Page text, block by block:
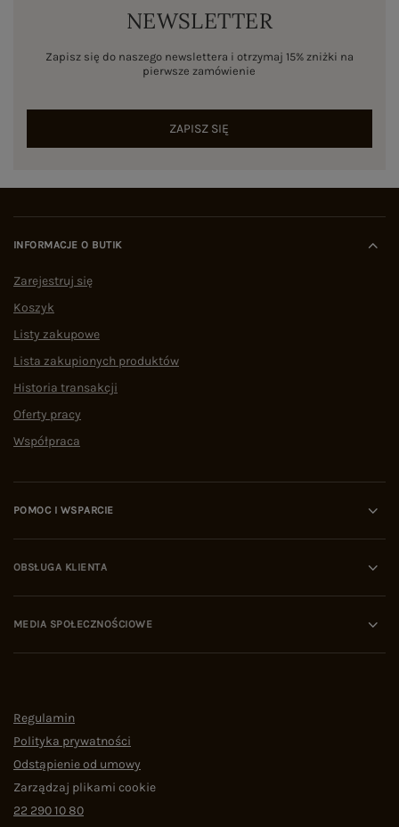
NEWSLETTER
Zapisz się do naszego newslettera i otrzymaj 15% zniżki na
pierwsze zamówienie
ZAPISZ SIĘ
INFORMACJE O BUTIK
Zarejestruj się
Koszyk
Listy zakupowe
Lista zakupionych produktów
Historia transakcji
Oferty pracy
Współpraca
POMOC I WSPARCIE
OBSŁUGA KLIENTA
MEDIA SPOŁECZNOŚCIOWE
Regulamin
Polityka prywatności
Odstąpienie od umowy
Zarządzaj plikami cookie
22 290 10 80